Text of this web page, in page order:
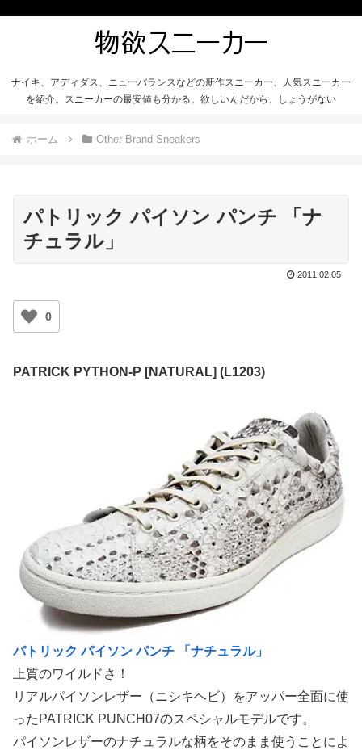
ナイキ、アディダス、ニューバランスなどの新作スニーカー、人気スニーカー
を紹介。スニーカーの最安値も分かる。欲しいんだから、しょうがない
ホーム Other Brand Sneakers
パトリック パイソン パンチ 「ナ
チュラル」
2011.02.05
0
PATRICK PYTHON-P [NATURAL] (L1203)
パトリック パイソン パンチ 「ナチュラル」
上質のワイルドさ！
リアルパイソンレザー（ニシキヘビ）をアッパー全面に使
ったPATRICK PUNCH07のスペシャルモデルです。
パイソンレザーのナチュラルな柄をそのまま使うことによ